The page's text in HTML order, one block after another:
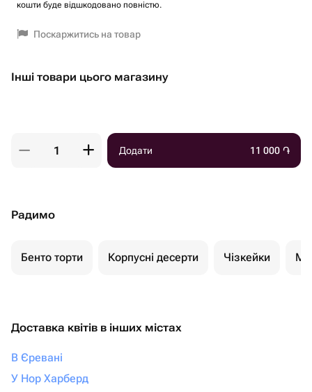
кошти буде відшкодовано повністю.
Поскаржитись на товар
Інші товари цього магазину
Додати 11 000 ֏
Радимо
Бенто торти Корпусні десерти Чізкейки
Доставка квітів в інших містах
В Єревані
У Нор Харберд